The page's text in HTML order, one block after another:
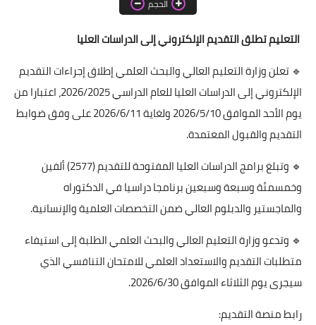
اخبار الطلبة
الاخبار العامة
الحجم
التعليم تطلق التقديم الإلكتروني إلى الدراسات العليا
🔹 تعلن وزارة التعليم العالي والبحث العلمي إطلاق إجراءات التقديم
الإلكتروني إلى الدراسات العليا للعام الدراسي 2026/2025، اعتبارا من
يوم الأحد الموافق 2026/5/10 ولغاية 2026/6/11 على وفق ضوابط
التقديم والقبول المعتمدة.
🔹 وتبلغ برامج الدراسات العليا المفتوحة للتقديم (2577) ألفين
وخمسمئة وسبعة وسبعين برنامجا دراسيا في الدكتوراه
والماجستير والدبلوم العالي ضمن التخصصات العلمية والإنسانية.
🔹 وتدعو وزارة التعليم العالي والبحث العلمي الطلبة إلى استيفاء
متطلبات التقديم والاستعداد العلمي للامتحان التنافسي الذي
سيجرى يوم الثلاثاء الموافق 2026/6/30.
رابط منصة التقديم: